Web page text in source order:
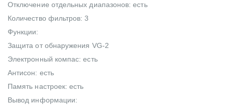
Отключение отдельных диапазонов: есть
Количество фильтров: 3
Функции:
Защита от обнаружения VG-2
Электронный компас: есть
Антисон: есть
Память настроек: есть
Вывод информации: